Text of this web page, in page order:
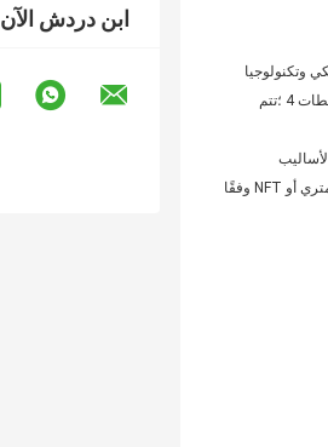
ابن دردش الآن
وتكنولوجيا
الرش الكهروستاتيكي ذات الجهد العالي.تستخدم محطات الأسلاك المدمجة أطراف الأسلاك الخاصة العقص ، والتي تكون ملائمة للأسلاك ؛عدد المحطات 4 ؛تتم
والمواصفات لتلبية احتياجات الأسلاك المختلفة في الموقع ؛عادة ما يكون نوع خيط منفذ الإدخال عبارة عن خيط أنبوب ، ويتم معالجته أيضًا في خيط متري أو NFT وفقًا